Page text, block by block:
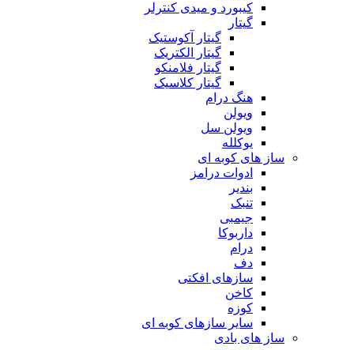
کیبورد و میدی کنترلر
گیتار
گیتار آکوستیک
گیتار الکتریک
گیتار فلامنکو
گیتار کلاسیک
هنگ درام
ویولن
ویولن سل
یوکلله
ساز های کوبه ای
ادوات درامز
بندیر
تنبک
جیمبی
داربوکا
درام
دف
سازهای افکتی
کاخن
کوزه
سایر سازهای کوبه ای
ساز های بادی